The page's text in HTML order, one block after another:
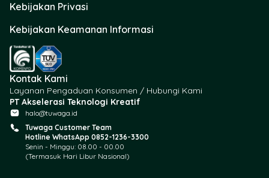
Kebijakan Privasi
Kebijakan Keamanan Informasi
Kontak Kami
Layanan Pengaduan Konsumen / Hubungi Kami
PT Akselerasi Teknologi Kreatif
halo@tuwaga.id
Tuwaga Customer Team
Hotline WhatsApp 0852-1236-3300
Senin - Minggu: 08.00 - 00.00
(Termasuk Hari Libur Nasional)